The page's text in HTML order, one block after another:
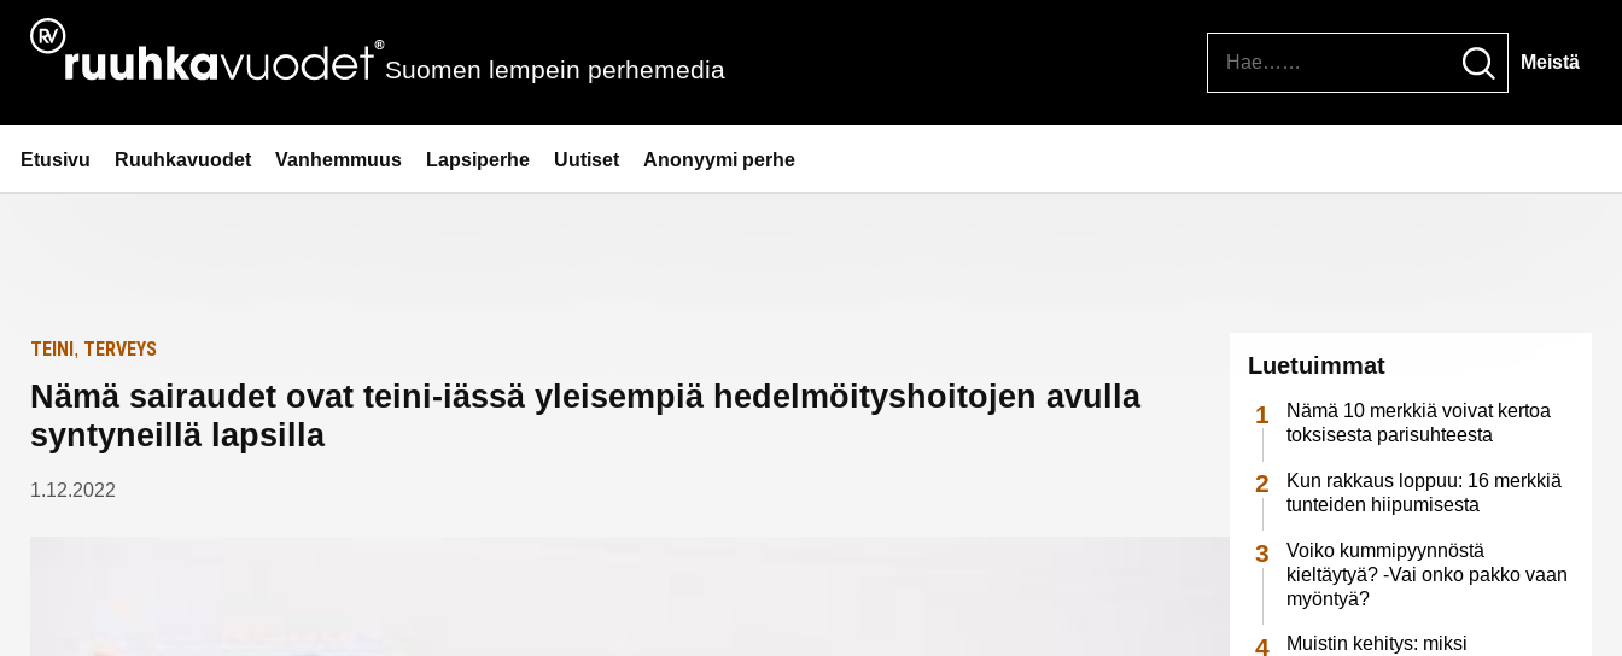
Siirry
sisältöön
Ruuhkavuodet.fi
Suomen lempein perhemedia Meistä
Etusivu Ruuhkavuodet Vanhemmuus Lapsiperhe Uutiset Anonyymi perhe
Etusivulle
TEINI, TERVEYS
Nämä sairaudet ovat teini-iässä yleisempiä hedelmöityshoitojen avulla
syntyneillä lapsilla
1.12.2022
Luetuimmat
Nämä 10 merkkiä voivat kertoa
toksisesta parisuhteesta
Kun rakkaus loppuu: 16 merkkiä
tunteiden hiipumisesta
Voiko kummipyynnöstä
kieltäytyä? -Vai onko pakko vaan
myöntyä?
Muistin kehitys: miksi